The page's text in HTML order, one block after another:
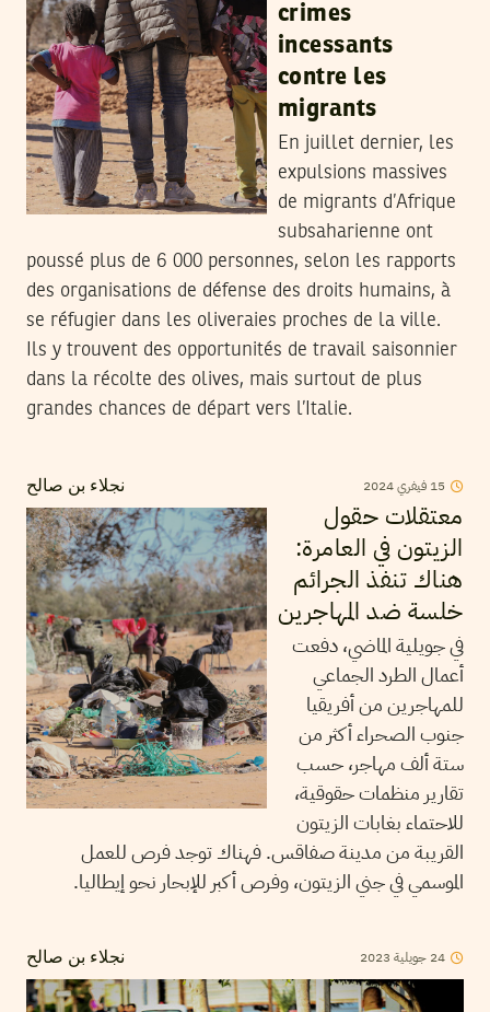
crimes
incessants
contre les
migrants
En juillet dernier, les
expulsions massives
de migrants d’Afrique
subsaharienne ont
poussé plus de 6 000 personnes, selon les rapports
des organisations de défense des droits humains, à
se réfugier dans les oliveraies proches de la ville.
Ils y trouvent des opportunités de travail saisonnier
dans la récolte des olives, mais surtout de plus
grandes chances de départ vers l’Italie.
نجلاء بن صالح 15 فيفري2024
معتقلات حقول
الزيتون في العامرة:
هناك تنفذ الجرائم
خلسة ضد المهاجرين
في جويلية الماضي، دفعت
أعمال الطرد الجماعي
للمهاجرين من أفريقيا
جنوب الصحراء أكثر من
ستة ألف مهاجر، حسب
تقارير منظمات حقوقية،
للاحتماء بغابات الزيتون
القريبة من مدينة صفاقس. فهناك توجد فرص للعمل
الموسمي في جني الزيتون، وفرص أكبر للإبحار نحو إيطاليا.
نجلاء بن صالح 24 جويلية 2023